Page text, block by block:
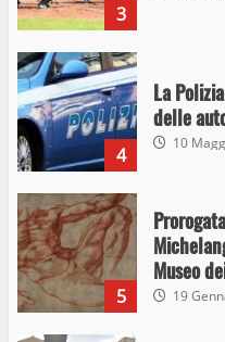
3
4
La
delle
10
5
Museo
19